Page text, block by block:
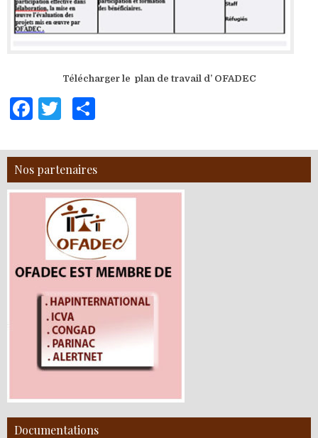
Télécharger le plan de travail d’ OFADEC
F
c
e
b
k
T
it
te
r
ar
e
Nos partenaires
Documentations